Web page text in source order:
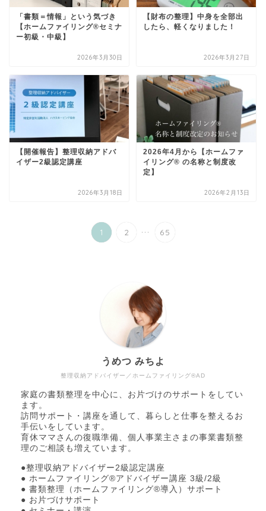
「書類＝情報」という気づき
【ホームファイリング®セミナ
ー初級・中級】
2026年3月30日
【財布の整理】中身を全部出
したら、軽くなりました！
2026年3月27日
【開催報告】整理収納アドバ
イザー2級認定講座
2026年3月18日
2026年4月から【ホームファ
イリング® の名称と制度改
定】
2026年2月13日
1 2 ... 65
整理収納アドバイザー／ホームファイリング®AD
うめつ みちよ
家庭の書類整理を中心に、お片づけのサポートをしてい
ます。
訪問サポート・講座を通して、暮らしと仕事を整えるお
手伝いをしています。
育休ママさんの復職準備、個人事業主さまの事業書類整
理のご相談も増えています。
●整理収納アドバイザー2級認定講座
● ホームファイリング®アドバイザー講座 3級/2級
● 書類整理（ホームファイリング®導入）サポート
● お片づけサポート